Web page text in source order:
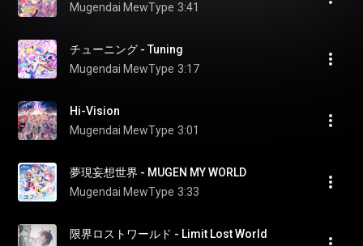
Mugendai MewType 3:41
チューニング - Tuning
Mugendai MewType 3:17
Hi-Vision
Mugendai MewType 3:01
夢現妄想世界 - MUGEN MY WORLD
Mugendai MewType 3:33
限界ロストワールド - Limit Lost World